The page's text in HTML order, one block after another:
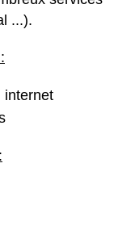
...).
internet